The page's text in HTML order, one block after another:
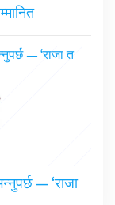
— ‘राजा